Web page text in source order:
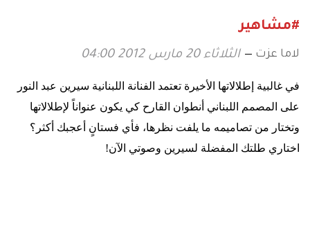
#مشاهير
لاما عزت الثلاثاء 20 مارس 2012 04:00
في غالبية إطلالاتها الأخيرة تعتمد الفنانة اللبنانية سيرين عبد النور
على المصمم اللبناني أنطوان القارح كي يكون عنواناً لإطلالاتها
وتختار من تصاميمه ما يلفت نظرها، فأي فستانٍ أعجبك أكثر؟
اختاري طلتك المفضلة لسيرين وصوتي الآن!